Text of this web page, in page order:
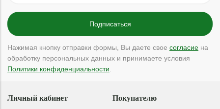
Нажимая кнопку отправки формы, Вы даете свое согласие на
обработку персональных данных и принимаете условия
Политики конфиденциальности
Покупателю
Личный кабинет